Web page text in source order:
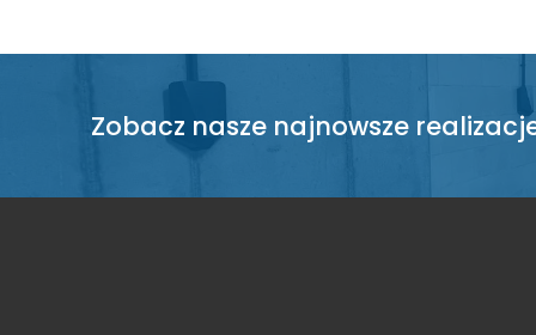
Zobacz nasze najnowsze